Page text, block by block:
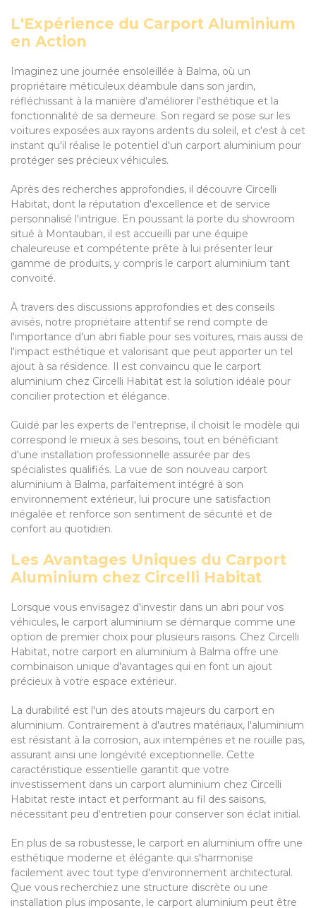
L'Expérience du Carport Aluminium
en Action
Imaginez une journée ensoleillée à Balma, où un
propriétaire méticuleux déambule dans son jardin,
réfléchissant à la manière d'améliorer l'esthétique et la
fonctionnalité de sa demeure. Son regard se pose sur les
voitures exposées aux rayons ardents du soleil, et c'est à cet
instant qu'il réalise le potentiel d'un carport aluminium pour
protéger ses précieux véhicules.
Après des recherches approfondies, il découvre Circelli
Habitat, dont la réputation d'excellence et de service
personnalisé l'intrigue. En poussant la porte du showroom
situé à Montauban, il est accueilli par une équipe
chaleureuse et compétente prête à lui présenter leur
gamme de produits, y compris le carport aluminium tant
convoité.
À travers des discussions approfondies et des conseils
avisés, notre propriétaire attentif se rend compte de
l'importance d'un abri fiable pour ses voitures, mais aussi de
l'impact esthétique et valorisant que peut apporter un tel
ajout à sa résidence. Il est convaincu que le carport
aluminium chez Circelli Habitat est la solution idéale pour
concilier protection et élégance.
Guidé par les experts de l'entreprise, il choisit le modèle qui
correspond le mieux à ses besoins, tout en bénéficiant
d'une installation professionnelle assurée par des
spécialistes qualifiés. La vue de son nouveau carport
aluminium à Balma, parfaitement intégré à son
environnement extérieur, lui procure une satisfaction
inégalée et renforce son sentiment de sécurité et de
confort au quotidien.
Les Avantages Uniques du Carport
Aluminium chez Circelli Habitat
Lorsque vous envisagez d'investir dans un abri pour vos
véhicules, le carport aluminium se démarque comme une
option de premier choix pour plusieurs raisons. Chez Circelli
Habitat, notre carport en aluminium à Balma offre une
combinaison unique d'avantages qui en font un ajout
précieux à votre espace extérieur.
La durabilité est l'un des atouts majeurs du carport en
aluminium. Contrairement à d'autres matériaux, l'aluminium
est résistant à la corrosion, aux intempéries et ne rouille pas,
assurant ainsi une longévité exceptionnelle. Cette
caractéristique essentielle garantit que votre
investissement dans un carport aluminium chez Circelli
Habitat reste intact et performant au fil des saisons,
nécessitant peu d'entretien pour conserver son éclat initial.
En plus de sa robustesse, le carport en aluminium offre une
esthétique moderne et élégante qui s'harmonise
facilement avec tout type d'environnement architectural.
Que vous recherchiez une structure discrète ou une
installation plus imposante, le carport aluminium peut être